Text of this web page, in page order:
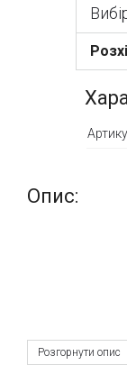
Розгорнути опис
Опис: